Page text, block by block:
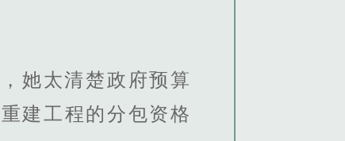
她太清楚政府预算
建工程的分包资格